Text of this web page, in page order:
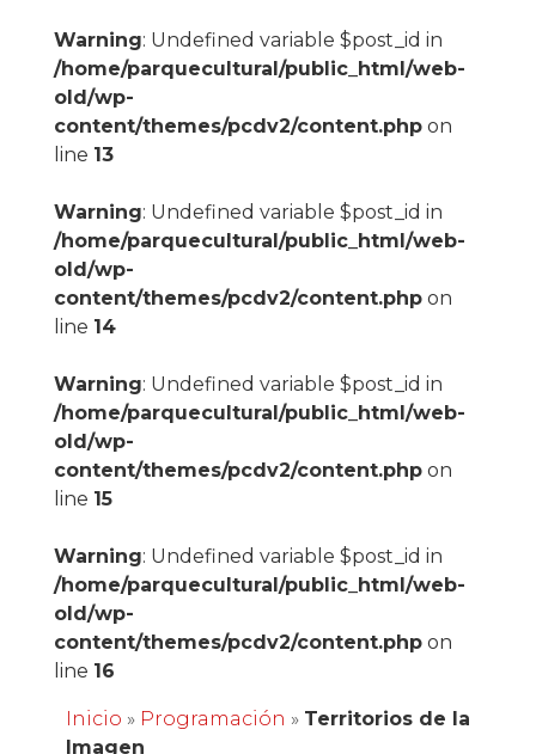
Warning: Undefined variable $post_id in
/home/parquecultural/public_html/web-
old/wp-
content/themes/pcdv2/content.phpon
line 13
Warning: Undefined variable $post_id in
/home/parquecultural/public_html/web-
old/wp-
content/themes/pcdv2/content.phpon
line 14
Warning: Undefined variable $post_id in
/home/parquecultural/public_html/web-
old/wp-
content/themes/pcdv2/content.phpon
line 15
Warning: Undefined variable $post_id in
/home/parquecultural/public_html/web-
old/wp-
content/themes/pcdv2/content.phpon
line 16
Inicio » Programación » Territorios de la
Imagen